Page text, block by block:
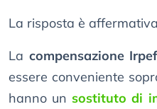
La risposta è
La compensazione Irpef
essere conveniente
hanno un sostituto di